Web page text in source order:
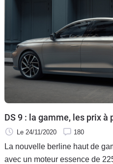
DS 9 : la gamme, les prix à
Le 24/11/2020 180
La nouvelle berline haut de
avec un moteur essence de